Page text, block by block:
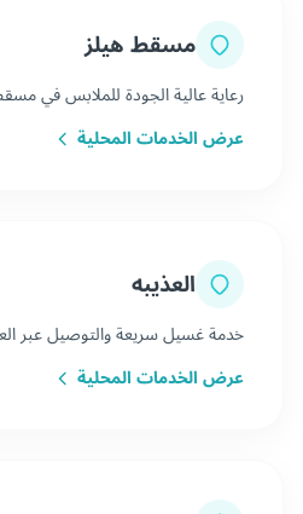
مسقط هيلز
رعاية عالية الجودة للملابس في
عرض الخدمات المحلية
العذيبه
خدمة غسيل سريعة والتوصيل عبر
عرض الخدمات المحلية